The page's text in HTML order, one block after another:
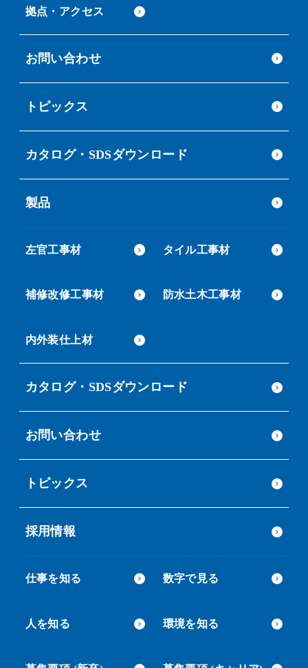
拠点・アクセス
お問い合わせ
トピックス
カタログ・SDSダウンロード
製品
左官工事材 タイル工事材
補修改修工事材 防水土木工事材
内外装仕上材
カタログ・SDSダウンロード
お問い合わせ
トピックス
採用情報
仕事を知る 数字で見る
人を知る 環境を知る